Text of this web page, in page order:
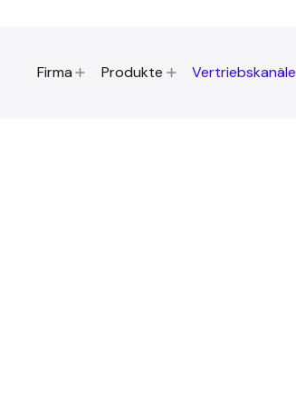
Firma Produkte Vertriebskanäle